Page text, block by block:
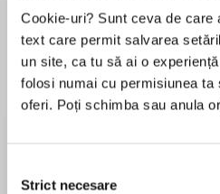
Cookie-uri? Sunt ceva de
text care permit salvarea
un site, ca tu să ai o
folosi numai cu permisiunea
oferi. Poți schimba sau anula
consimțământului
Strict necesare
Elita de Argint (Elita
de...
Dani Francis
Diavolul se
la...
Lauren